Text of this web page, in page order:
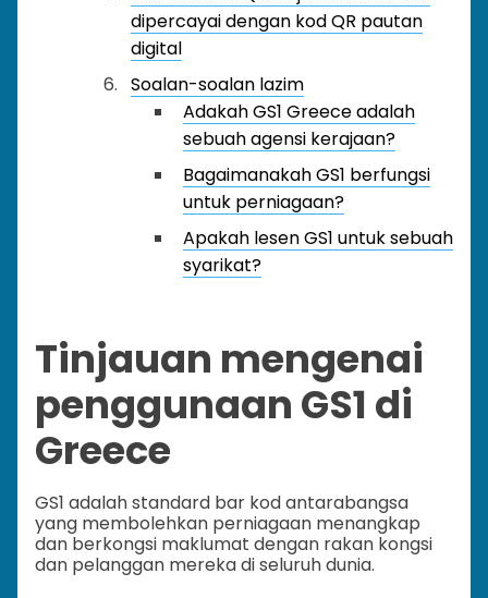
dipercayai dengan kod QR pautan
digital
Soalan-soalan lazim
Adakah GS1 Greece adalah
sebuah agensi kerajaan?
Bagaimanakah GS1 berfungsi
untuk perniagaan?
Apakah lesen GS1 untuk sebuah
syarikat?
Tinjauan mengenai
penggunaan GS1 di
Greece
GS1 adalah standard bar kod antarabangsa
yang membolehkan perniagaan menangkap
dan berkongsi maklumat dengan rakan kongsi
dan pelanggan mereka di seluruh dunia.